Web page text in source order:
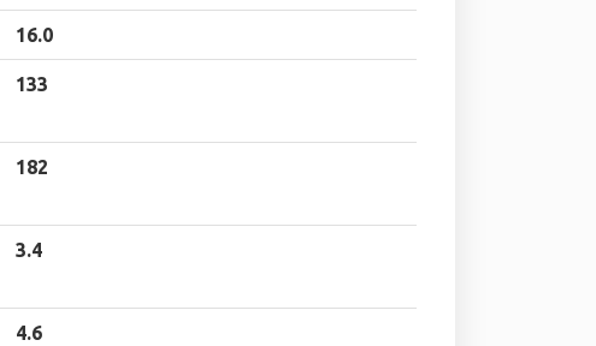
16.0
133
182
3.4
4.6